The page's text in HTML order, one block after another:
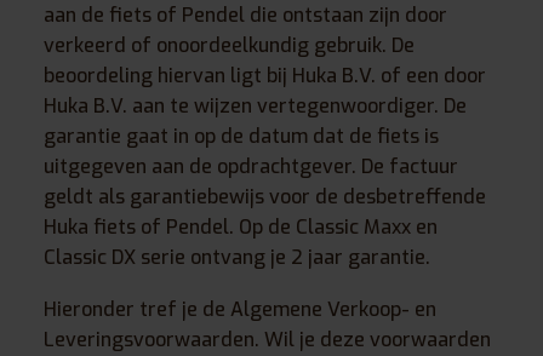
aan de fiets of Pendel die ontstaan zijn door
verkeerd of onoordeelkundig gebruik. De
beoordeling hiervan ligt bij Huka B.V. of een door
Huka B.V. aan te wijzen vertegenwoordiger. De
garantie gaat in op de datum dat de fiets is
uitgegeven aan de opdrachtgever. De factuur
geldt als garantiebewijs voor de desbetreffende
Huka fiets of Pendel. Op de Classic Maxx en
Classic DX serie ontvang je 2 jaar garantie.
Hieronder tref je de Algemene Verkoop- en
Leveringsvoorwaarden. Wil je deze voorwaarden